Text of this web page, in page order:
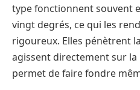
type fonctionnent souvent
vingt degrés, ce qui les
rigoureux. Elles pénètrent
agissent directement sur
permet de faire fondre